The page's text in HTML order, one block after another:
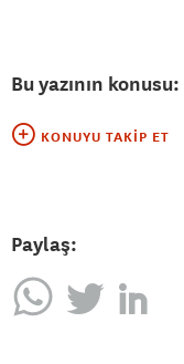
Bu yazının konusu:
KONUYU TAKIP ET
Paylaş: